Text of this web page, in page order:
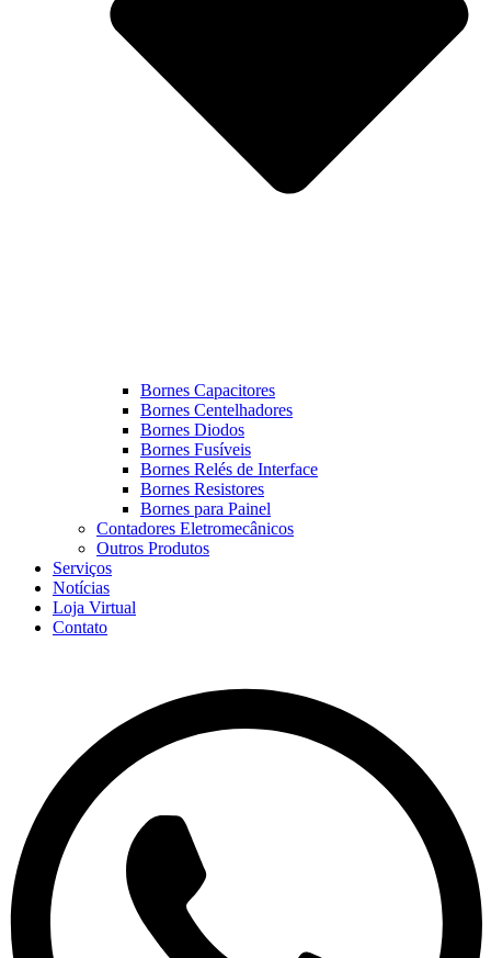
Bornes Capacitores
Bornes Centelhadores
Bornes Diodos
Bornes Fusíveis
Bornes Relés de Interface
Bornes Resistores
Bornes para Painel
Contadores Eletromecânicos
Outros Produtos
Serviços
Notícias
Loja Virtual
Contato